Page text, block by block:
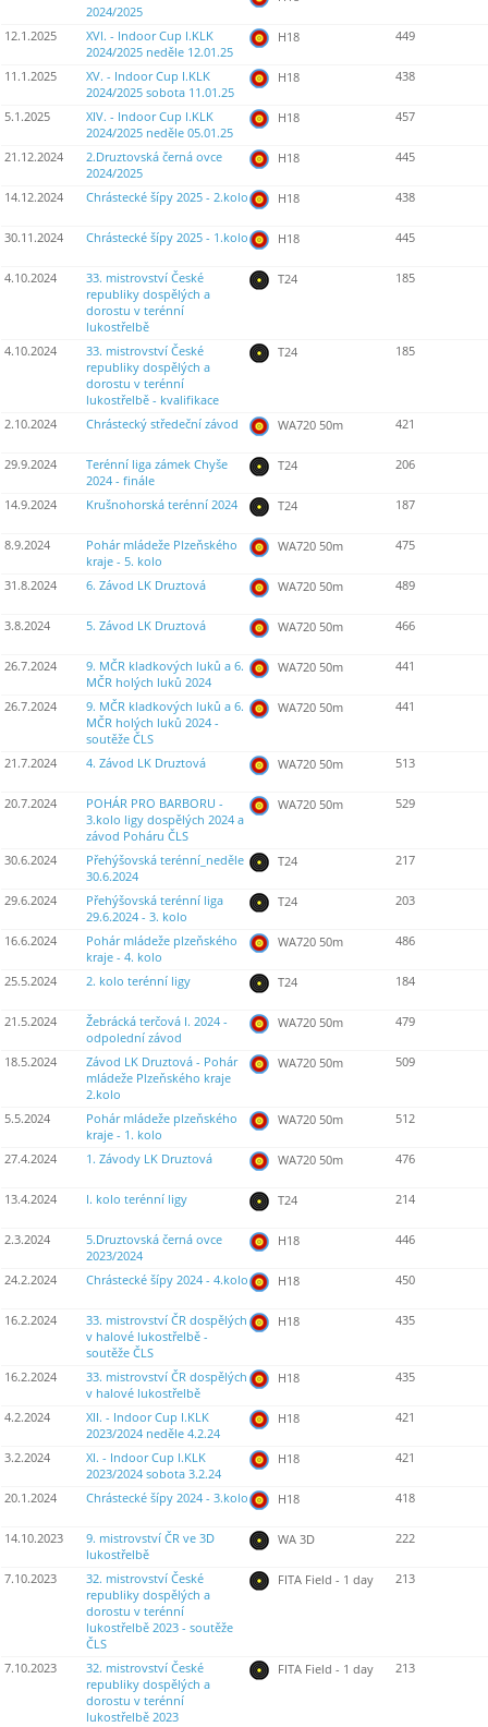
2024/2025
12.1.2025
XVI. - Indoor Cup I.KLK
2024/2025 neděle 12.01.25
H18 449
11.1.2025
XV. - Indoor Cup I.KLK
2024/2025 sobota 11.01.25
H18 438
5.1.2025
XIV. - Indoor Cup I.KLK
2024/2025 neděle 05.01.25
H18 457
21.12.2024
2.Druztovská černá ovce
2024/2025
H18 445
14.12.2024 Chrástecké šípy 2025 - 2.kolo H18 438
30.11.2024 Chrástecké šípy 2025 - 1.kolo H18 445
4.10.2024
33. mistrovství České
republiky dospělých a
dorostu v terénní
lukostřelbě
T24 185
4.10.2024
33. mistrovství České
republiky dospělých a
dorostu v terénní
lukostřelbě - kvalifikace
T24 185
2.10.2024 Chrástecký středeční závod WA720 50m 421
29.9.2024
Terénní liga zámek Chyše
2024 - finále
T24 206
14.9.2024 Krušnohorská terénní 2024 T24 187
8.9.2024
Pohár mládeže Plzeňského
kraje - 5. kolo
WA720 50m 475
31.8.2024 6. Závod LK Druztová WA720 50m 489
3.8.2024 5. Závod LK Druztová WA720 50m 466
26.7.2024
9. MČR kladkových luků a 6.
MČR holých luků 2024
WA720 50m 441
26.7.2024
9. MČR kladkových luků a 6.
MČR holých luků 2024 -
soutěže ČLS
WA720 50m 441
21.7.2024 4. Závod LK Druztová WA720 50m 513
20.7.2024
POHÁR PRO BARBORU -
3.kolo ligy dospělých 2024 a
závod Poháru ČLS
WA720 50m 529
30.6.2024
Přehýšovská terénní_neděle
30.6.2024
T24 217
29.6.2024
Přehýšovská terénní liga
29.6.2024 - 3. kolo
T24 203
16.6.2024
Pohár mládeže plzeňského
kraje - 4. kolo
WA720 50m 486
25.5.2024 2. kolo terénní ligy T24 184
21.5.2024
Žebrácká terčová I. 2024 -
odpolední závod
WA720 50m 479
18.5.2024
Závod LK Druztová - Pohár
mládeže Plzeňského kraje
2.kolo
WA720 50m 509
5.5.2024
Pohár mládeže plzeňského
kraje - 1. kolo
WA720 50m 512
27.4.2024 1. Závody LK Druztová WA720 50m 476
13.4.2024 I. kolo terénní ligy T24 214
2.3.2024
5.Druztovská černá ovce
2023/2024
H18 446
24.2.2024 Chrástecké šípy 2024 - 4.kolo H18 450
16.2.2024
33. mistrovství ČR dospělých
v halové lukostřelbě -
soutěže ČLS
H18 435
16.2.2024
33. mistrovství ČR dospělých
v halové lukostřelbě
H18 435
4.2.2024
XII. - Indoor Cup I.KLK
2023/2024 neděle 4.2.24
H18 421
3.2.2024
XI. - Indoor Cup I.KLK
2023/2024 sobota 3.2.24
H18 421
20.1.2024 Chrástecké šípy 2024 - 3.kolo H18 418
14.10.2023
9. mistrovství ČR ve 3D
lukostřelbě
WA 3D 222
7.10.2023
32. mistrovství České
republiky dospělých a
dorostu v terénní
lukostřelbě 2023 - soutěže
ČLS
FITA Field - 1 day 213
7.10.2023
32. mistrovství České
republiky dospělých a
dorostu v terénní
lukostřelbě 2023
FITA Field - 1 day 213